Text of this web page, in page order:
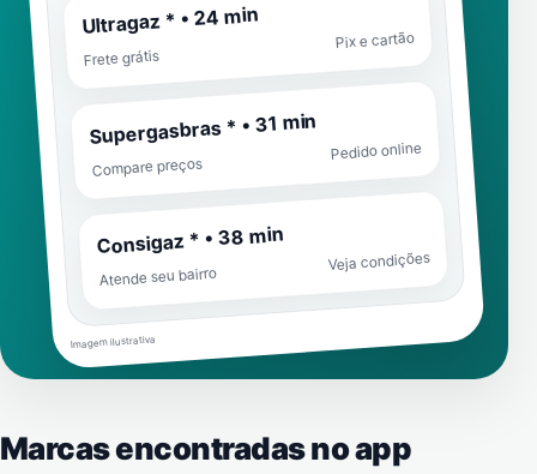
Ultragaz * • 24 min
Frete grátis
Pix e cartão
Supergasbras * • 31 min
Compare preços
Pedido online
Consigaz * • 38 min
Atende seu bairro
Veja condições
Imagem ilustrativa
Marcas encontradas no app